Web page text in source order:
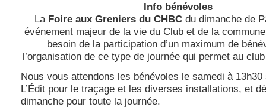
Info bénévoles
La Foire aux Greniers du CHBC du dimanche de
événement majeur de la vie du Club et de la
besoin de la participation d’un maximum de
l’organisation de ce type de journée qui permet au
Nous vous attendons les bénévoles le samedi à
L’Édit pour le traçage et les diverses installations, et
dimanche pour toute la journée.